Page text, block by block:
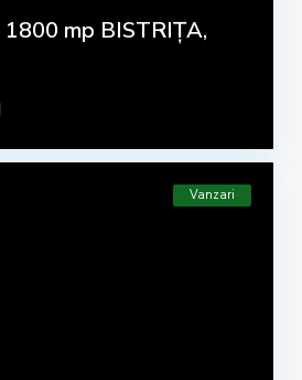
mp BISTRIȚA,
Vanzari